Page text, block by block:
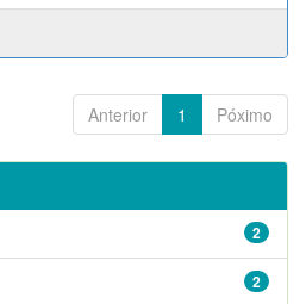
Anterior 1 Póximo
2
2